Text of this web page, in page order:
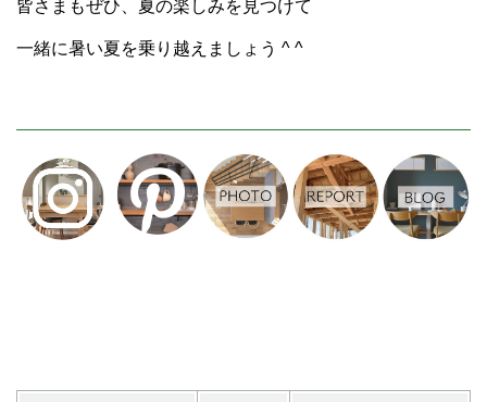
皆さまもぜひ、夏の楽しみを見つけて
一緒に暑い夏を乗り越えましょう ^ ^